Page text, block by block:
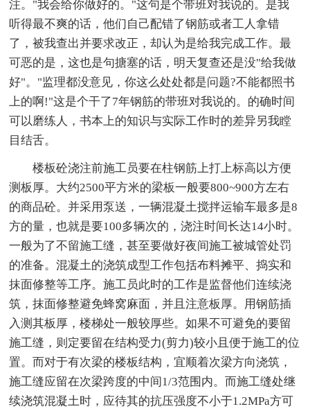
注。"我会给你做好的。"这句是个带班对我说的。是我
听得最不爽的话，他们自己配错了钢筋或者工人拿错
了，被我查出并要求改正，却认为是给我完成工作。最
可恶的是，这也是句搪塞的话，明天复查还是没"给我做
好"。"监理都没意见，你这么处处都是问题?不能都照书
上的啊!"这是个干了7年钢筋的带班对我说的。的确时间
可以磨练人，书本上的知识与实际工作时的差异另我瞠
目结舌。
楼板砼浇注前施工员要在柱钢筋上打上标高以方便
测板厚。大约2500平方米的梁板一般要800~900方左右
的商品砼。并采用泵送，一辆混凝土搅拌运输车最多是8
方的量，也就是要100多辆次的，浇注时间长达14小时。
一般为了不留施工缝，甚至要做好夜间施工被城管处罚
的准备。混凝土的浇筑成型工作包括布料摊平、捣实和
抹面修整等工序。施工员此时的工作是监督他们连续浇
筑，抹面修整避免蜂窝麻面，并且注意板厚。用钢筋插
入测其板厚，楼梯处一般较厚些。如果不可避免的要留
施工缝，则定要留在结构受力(剪力)较小且便于施工的位
置。而对于有次梁的楼板结构，宜顺着次梁方向浇筑，
施工缝应留在次梁跨度的中间1/3范围内。而施工缝处继
续浇筑混凝土时，应待其的抗压强度不小于1.2MPa方可